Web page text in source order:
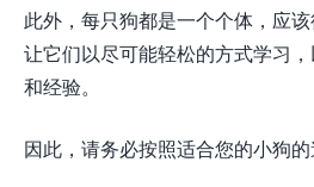
此外，每只狗都是一个个体，应
让它们以尽可能轻松的方式学习
和经验。
因此，请务必按照适合您的小狗的